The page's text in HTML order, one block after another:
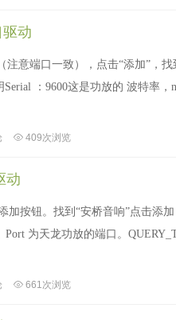
驱动
注意端口一致），点击“添加”，
：9600这是功放的 波特率
409次浏览
动
加按钮。找到“安桥音响”点击
为天龙功放的端口。
661次浏览